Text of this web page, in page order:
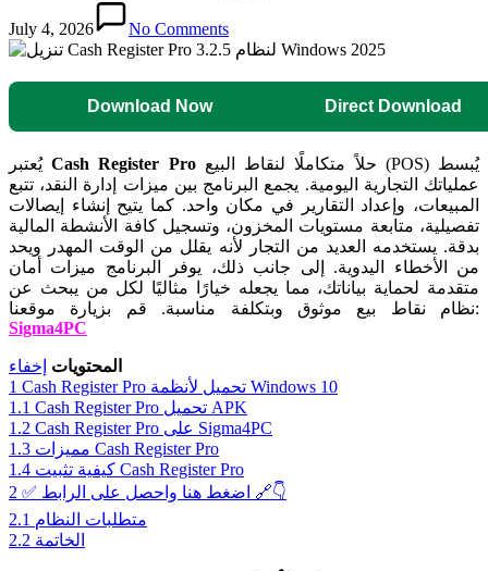
July 4, 2026 No Comments
Download Now Direct Download
يُعتبرCash Register Proحلاً متكاملًا لنقاط البيع (POS) يُبسط
عملياتك التجارية اليومية. يجمع البرنامج بين ميزات إدارة النقد، تتبع
المبيعات، وإعداد التقارير في مكان واحد. كما يتيح إنشاء إيصالات
تفصيلية، متابعة مستويات المخزون، وتسجيل كافة الأنشطة المالية
بدقة. يستخدمه العديد من التجار لأنه يقلل من الوقت المهدر ويحد
من الأخطاء اليدوية. إلى جانب ذلك، يوفر البرنامج ميزات أمان
متقدمة لحماية بياناتك، مما يجعله خيارًا مثاليًا لكل من يبحث عن
نظام نقاط بيع موثوق وبتكلفة مناسبة.قم بزيارة موقعنا:
Sigma4PC
المحتويات إخفاء
1
Cash Register Pro تحميل لأنظمة Windows 10
1.1
Cash Register Pro تحميل APK
1.2
Cash Register Pro على Sigma4PC
1.3
مميزات Cash Register Pro
1.4
كيفية تثبيت Cash Register Pro
2
✅ اضغط هنا واحصل على الرابط 🔗👇
2.1 متطلبات النظام
2.2 الخاتمة